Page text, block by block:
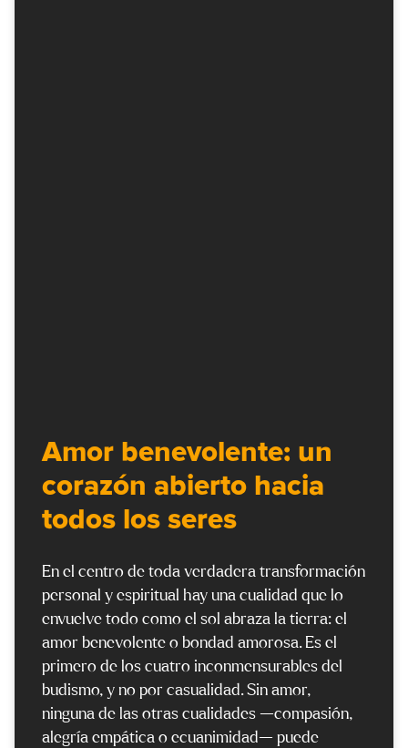
Amor benevolente: un
corazón abierto hacia
todos los seres
En el centro de toda verdadera transformación
personal y espiritual hay una cualidad que lo
envuelve todo como el sol abraza la tierra: el
amor benevolente o bondad amorosa. Es el
primero de los cuatro inconmensurables del
budismo, y no por casualidad. Sin amor,
ninguna de las otras cualidades —compasión,
alegría empática o ecuanimidad— puede